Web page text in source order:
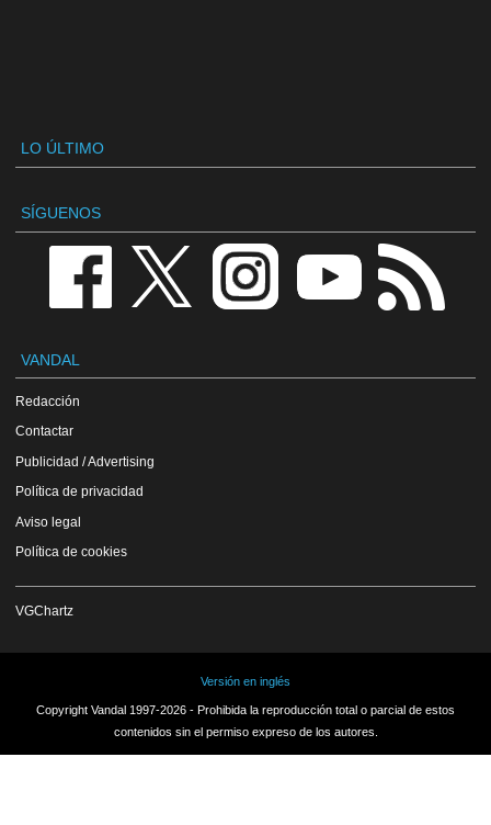
LO ÚLTIMO
SÍGUENOS
VANDAL
Redacción
Contactar
Publicidad / Advertising
Política de privacidad
Aviso legal
Política de cookies
VGChartz
Versión en inglés
Copyright Vandal 1997-2026 - Prohibida la reproducción total o parcial de estos
contenidos sin el permiso expreso de los autores.